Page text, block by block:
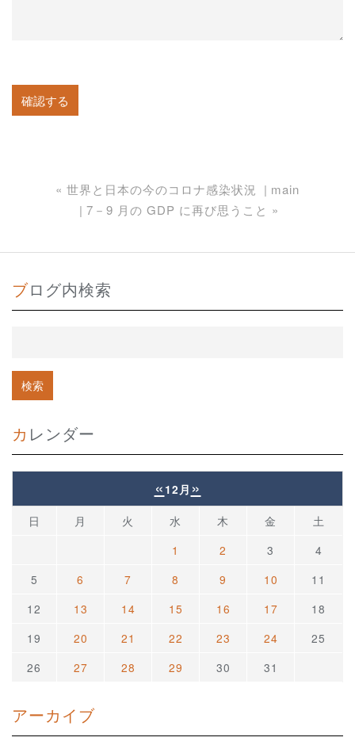
« 世界と日本の今のコロナ感染状況
main
7－9 月の GDP に再び思うこと »
ブログ内検索
カレンダー
« 12月 »
日 月 火 水 木 金
土
1
2 3
4
5
6 7 8 9 10
11
12
13 14 15 16 17
18
19
20 21 22 23 24
25
26
27 28 29 30 31
アーカイブ